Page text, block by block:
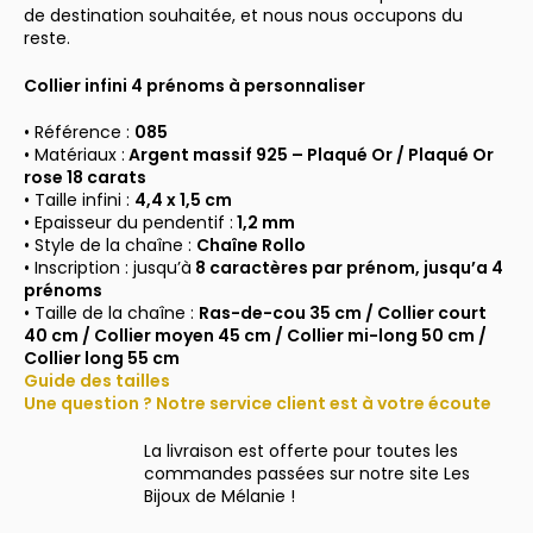
de destination souhaitée, et nous nous occupons du
reste.
Collier infini 4 prénoms à personnaliser
• Référence : 085
• Matériaux : Argent massif 925 – Plaqué Or / Plaqué Or
rose 18 carats
• Taille infini : 4,4 x 1,5 cm
• Epaisseur du pendentif : 1,2 mm
• Style de la chaîne : Chaîne Rollo
• Inscription : jusqu’à 8 caractères par prénom, jusqu’a 4
prénoms
• Taille de la chaîne : Ras-de-cou 35 cm / Collier court
40 cm / Collier moyen 45 cm / Collier mi-long 50 cm /
Collier long 55 cm
Guide des tailles
Une question ? Notre service client est à votre écoute
La livraison est offerte pour toutes les
commandes passées sur notre site Les
Bijoux de Mélanie !